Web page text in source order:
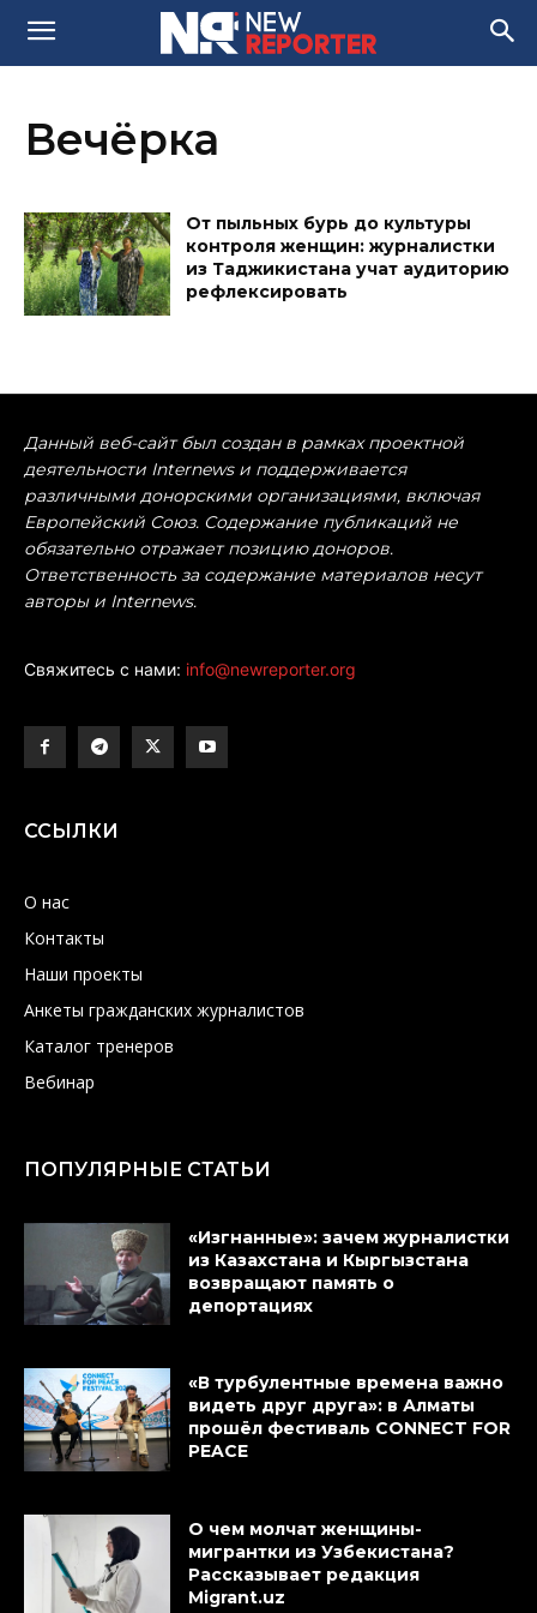
Вечёрка
От пыльных бурь до культуры
контроля женщин: журналистки
из Таджикистана учат аудиторию
рефлексировать
Данный веб-сайт был создан в рамках проектной
деятельности Internews и поддерживается
различными донорскими организациями, включая
Европейский Союз. Содержание публикаций не
обязательно отражает позицию доноров.
Ответственность за содержание материалов несут
авторы и Internews.
Свяжитесь с нами: info@newreporter.org
ССЫЛКИ
О нас
Контакты
Наши проекты
Анкеты гражданских журналистов
Каталог тренеров
Вебинар
ПОПУЛЯРНЫЕ СТАТЬИ
«Изгнанные»: зачем журналистки
из Казахстана и Кыргызстана
возвращают память о
депортациях
«В турбулентные времена важно
видеть друг друга»: в Алматы
прошёл фестиваль CONNECT FOR
PEACE
О чем молчат женщины-
мигрантки из Узбекистана?
Рассказывает редакция
Migrant.uz